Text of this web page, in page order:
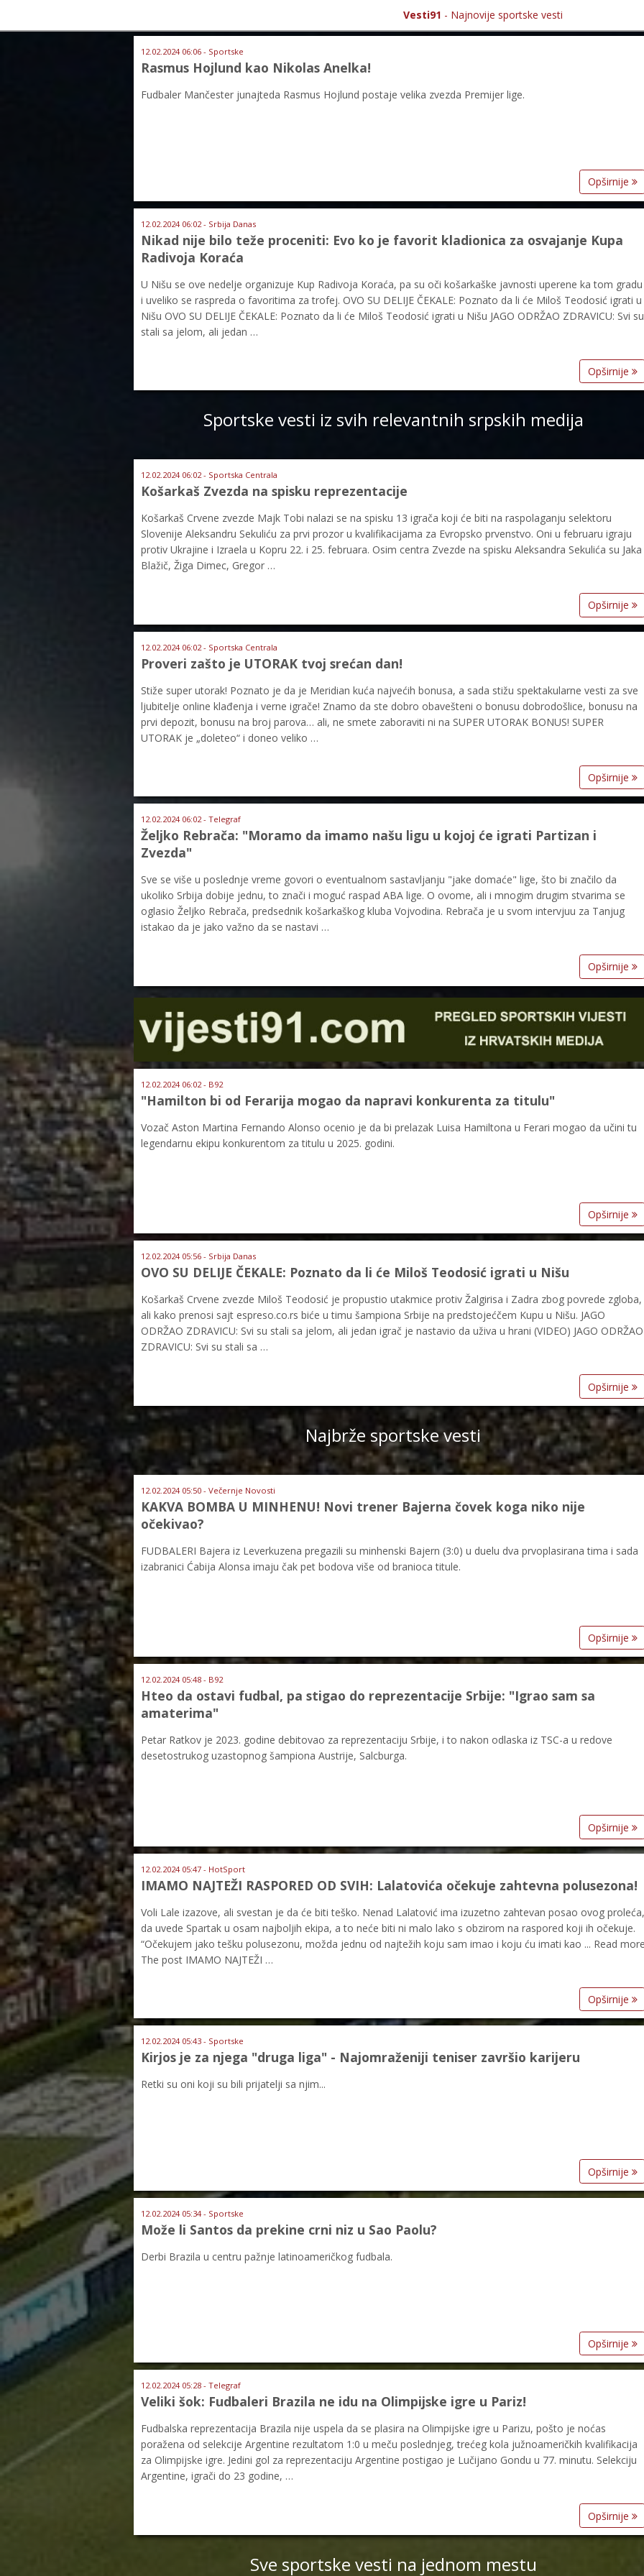
Vesti91 - Najnovije sportske vesti
12.02.2024 06:06 - Sportske
Rasmus Hojlund kao Nikolas Anelka!
Fudbaler Mančester junajteda Rasmus Hojlund postaje velika zvezda Premijer lige.
Opširnije
12.02.2024 06:02 - Srbija Danas
Nikad nije bilo teže proceniti: Evo ko je favorit kladionica za osvajanje Kupa
Radivoja Koraća
U Nišu se ove nedelje organizuje Kup Radivoja Koraća, pa su oči košarkaške javnosti uperene ka tom gradu
i uveliko se raspreda o favoritima za trofej. OVO SU DELIJE ČEKALE: Poznato da li će Miloš Teodosić igrati u
Nišu OVO SU DELIJE ČEKALE: Poznato da li će Miloš Teodosić igrati u Nišu JAGO ODRŽAO ZDRAVICU: Svi su
stali sa jelom, ali jedan …
Opširnije
Sportske vesti iz svih relevantnih srpskih medija
12.02.2024 06:02 - Sportska Centrala
Košarkaš Zvezda na spisku reprezentacije
Košarkaš Crvene zvezde Majk Tobi nalazi se na spisku 13 igrača koji će biti na raspolaganju selektoru
Slovenije Aleksandru Sekuliću za prvi prozor u kvalifikacijama za Evropsko prvenstvo. Oni u februaru igraju
protiv Ukrajine i Izraela u Kopru 22. i 25. februara. Osim centra Zvezde na spisku Aleksandra Sekulića su Jaka
Blažič, Žiga Dimec, Gregor …
Opširnije
12.02.2024 06:02 - Sportska Centrala
Proveri zašto je UTORAK tvoj srećan dan!
Stiže super utorak! Poznato je da je Meridian kuća najvećih bonusa, a sada stižu spektakularne vesti za sve
ljubitelje online klađenja i verne igrače! Znamo da ste dobro obavešteni o bonusu dobrodošlice, bonusu na
prvi depozit, bonusu na broj parova… ali, ne smete zaboraviti ni na SUPER UTORAK BONUS! SUPER
UTORAK je „doleteo“ i doneo veliko …
Opširnije
12.02.2024 06:02 - Telegraf
Željko Rebrača: "Moramo da imamo našu ligu u kojoj će igrati Partizan i
Zvezda"
Sve se više u poslednje vreme govori o eventualnom sastavljanju "jake domaće" lige, što bi značilo da
ukoliko Srbija dobije jednu, to znači i moguć raspad ABA lige. O ovome, ali i mnogim drugim stvarima se
oglasio Željko Rebrača, predsednik košarkaškog kluba Vojvodina. Rebrača je u svom intervjuu za Tanjug
istakao da je jako važno da se nastavi …
Opširnije
12.02.2024 06:02 - B92
"Hamilton bi od Ferarija mogao da napravi konkurenta za titulu"
Vozač Aston Martina Fernando Alonso ocenio je da bi prelazak Luisa Hamiltona u Ferari mogao da učini tu
legendarnu ekipu konkurentom za titulu u 2025. godini.
Opširnije
12.02.2024 05:56 - Srbija Danas
OVO SU DELIJE ČEKALE: Poznato da li će Miloš Teodosić igrati u Nišu
Košarkaš Crvene zvezde Miloš Teodosić je propustio utakmice protiv Žalgirisa i Zadra zbog povrede zgloba,
ali kako prenosi sajt espreso.co.rs biće u timu šampiona Srbije na predstojećčem Kupu u Nišu. JAGO
ODRŽAO ZDRAVICU: Svi su stali sa jelom, ali jedan igrač je nastavio da uživa u hrani (VIDEO) JAGO ODRŽAO
ZDRAVICU: Svi su stali sa …
Opširnije
Najbrže sportske vesti
12.02.2024 05:50 - Večernje Novosti
KAKVA BOMBA U MINHENU! Novi trener Bajerna čovek koga niko nije
očekivao?
FUDBALERI Bajera iz Leverkuzena pregazili su minhenski Bajern (3:0) u duelu dva prvoplasirana tima i sada
izabranici Ćabija Alonsa imaju čak pet bodova više od branioca titule.
Opširnije
12.02.2024 05:48 - B92
Hteo da ostavi fudbal, pa stigao do reprezentacije Srbije: "Igrao sam sa
amaterima"
Petar Ratkov je 2023. godine debitovao za reprezentaciju Srbije, i to nakon odlaska iz TSC-a u redove
desetostrukog uzastopnog šampiona Austrije, Salcburga.
Opširnije
12.02.2024 05:47 - HotSport
IMAMO NAJTEŽI RASPORED OD SVIH: Lalatovića očekuje zahtevna polusezona!
Voli Lale izazove, ali svestan je da će biti teško. Nenad Lalatović ima izuzetno zahtevan posao ovog proleća,
da uvede Spartak u osam najboljih ekipa, a to neće biti ni malo lako s obzirom na raspored koji ih očekuje.
“Očekujem jako tešku polusezonu, možda jednu od najtežih koju sam imao i koju ću imati kao ... Read
The post IMAMO NAJTEŽI …
Opširnije
12.02.2024 05:43 - Sportske
Kirjos je za njega "druga liga" - Najomraženiji teniser završio karijeru
Retki su oni koji su bili prijatelji sa njim...
Opširnije
12.02.2024 05:34 - Sportske
Može li Santos da prekine crni niz u Sao Paolu?
Derbi Brazila u centru pažnje latinoameričkog fudbala.
Opširnije
12.02.2024 05:28 - Telegraf
Veliki šok: Fudbaleri Brazila ne idu na Olimpijske igre u Pariz!
Fudbalska reprezentacija Brazila nije uspela da se plasira na Olimpijske igre u Parizu, pošto je noćas
poražena od selekcije Argentine rezultatom 1:0 u meču poslednjeg, trećeg kola južnoameričkih kvalifikacija
za Olimpijske igre. Jedini gol za reprezentaciju Argentine postigao je Lučijano Gondu u 77. minutu. Selekciju
Argentine, igrači do 23 godine, …
Opširnije
Sve sportske vesti na jednom mestu